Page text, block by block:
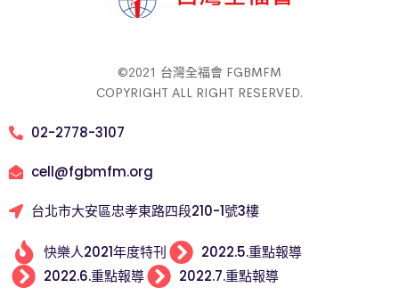
©2021 台灣全福會 FGBMFM
COPYRIGHT ALL RIGHT RESERVED.
02-2778-3107
cell@fgbmfm.org
台北市大安區忠孝東路四段210-1號3樓
快樂人2021年度特刊
2022.5.重點報導
2022.6.重點報導
2022.7.重點報導